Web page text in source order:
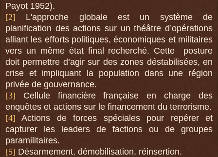
Payot 1952).
[2] L'approche globale est un système de
planification des actions sur un théâtre d’opérations
alliant les efforts politiques, économiques et militaires
vers un même état final recherché. Cette
posture
doit permettre d’agir sur des zones déstabilisées, en
crise et impliquant la population dans une région
privée de gouvernance.
[3] Cellule financière française en charge des
enquêtes et actions sur le financement du terrorisme.
[4] Actions de forces spéciales pour repérer et
capturer les leaders de factions ou de groupes
paramilitaires.
[5] Désarmement, démobilisation, réinsertion.